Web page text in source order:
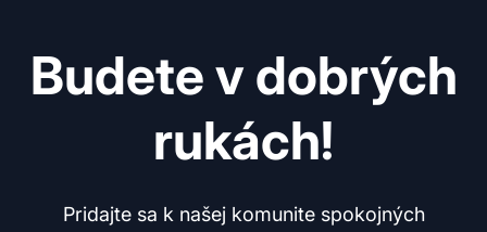
Budete v dobrých
rukách!
Pridajte sa k našej komunite spokojných